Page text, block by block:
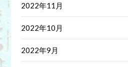
2022年11月
2022年10月
2022年9月